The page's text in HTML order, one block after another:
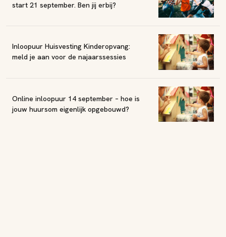
start 21 september. Ben jij erbij?
Inloopuur Huisvesting Kinderopvang:
meld je aan voor de najaarssessies
Online inloopuur 14 september – hoe is
jouw huursom eigenlijk opgebouwd?